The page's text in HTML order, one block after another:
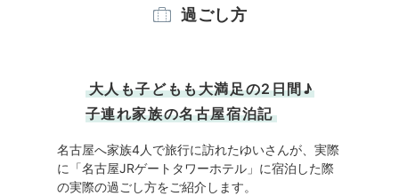
過ごし方
大人も子どもも大満足の2日間♪
子連れ家族の名古屋宿泊記
名古屋へ家族4人で旅行に訪れたゆいさんが、実際
に「名古屋JRゲートタワーホテル」に宿泊した際
の実際の過ごし方をご紹介します。